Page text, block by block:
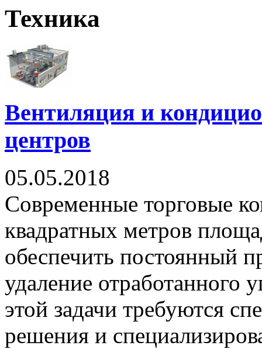
Техника
Вентиляция и
центров
05.05.2018
Современные торговые
квадратных метров
обеспечить постоянный
удаление отработанного
этой задачи требуются
решения и